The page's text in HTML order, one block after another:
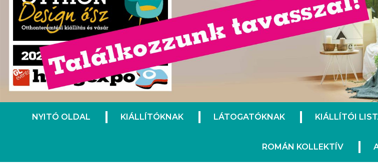
NYITÓ OLDAL KIÁLLÍTÓKNAK LÁTOGATÓKNAK KIÁLLÍTÓI
ROMÁN KOLLEKTÍV